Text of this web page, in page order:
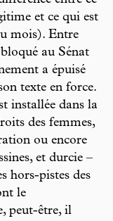
et ce qui est
mois). Entre
au Sénat
a épuisé
texte en force.
installée dans la
des femmes,
ou encore
et durcie –
hors-pistes des
le
peut-être, il